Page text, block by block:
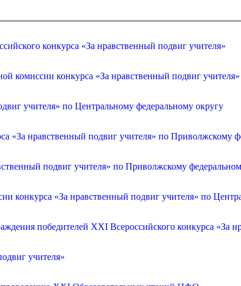
конкурса «За нравственный подвиг учителя»
комиссии конкурса «За нравственный подвиг
учителя» по Центральному федеральному округу
«За нравственный подвиг учителя» по Приволжскому
подвиг учителя» по Приволжскому
конкурса «За нравственный подвиг учителя» по
победителей XXI Всероссийского конкурса «За
учителя»